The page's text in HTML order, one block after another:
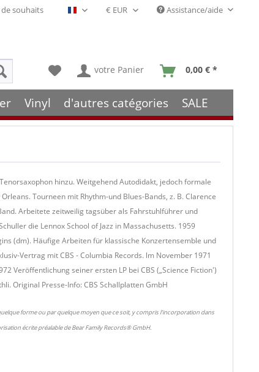
de souhaits Français- FR Assistance/aide
votre Panier 0,00 € *
Vinyl d'autres catégories SALE
hinzu. Weitgehend Autodidakt, jedoch formale
Tourneen mit Rhythm-und Blues-Bands, z. B. Clarence
Arbeitete zeitweilig tagsüber als Fahrstuhlführer und
die Lennox School of Jazz in Massachusetts. 1959
(dm). Häufige Arbeiten für klassische Konzertensemble und
Vertrag mit CBS - Columbia Records. lm November 1971
Veröffentlichung seiner ersten LP bei CBS („Science Fiction')
Original Presse-Info: CBS Schallplatten GmbH
forme ou par quelque moyen que ce soit, y compris l'incorporation dans
écrite préalable de Bear Family Records® GmbH.